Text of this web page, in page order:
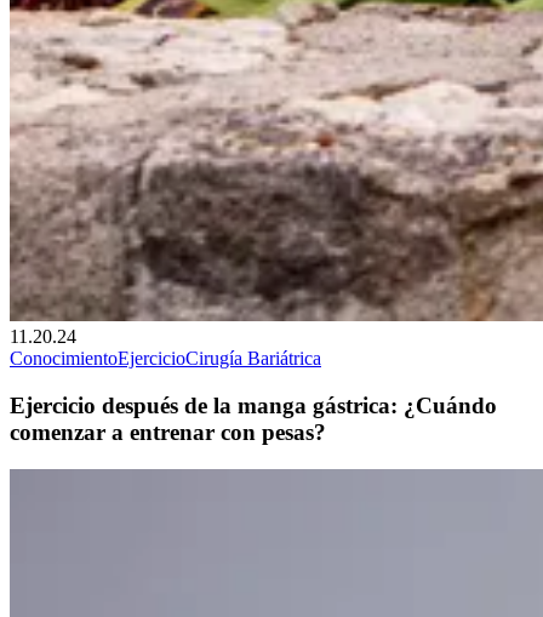
11.20.24
ConocimientoEjercicioCirugía Bariátrica
Ejercicio después de la manga gástrica: ¿Cuándo
comenzar a entrenar con pesas?